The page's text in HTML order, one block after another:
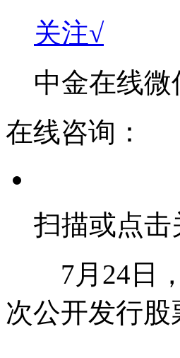
关注√
中金在线微
在线咨询：
扫描或点
7月24日，
次公开发行